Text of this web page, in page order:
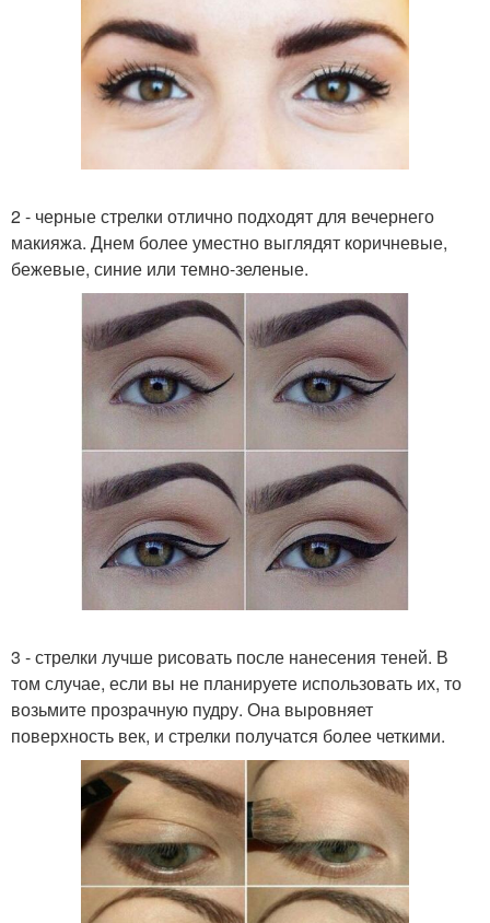
2 - черные стрелки отлично подходят для вечернего
макияжа. Днем более уместно выглядят коричневые,
бежевые, синие или темно-зеленые.
3 - стрелки лучше рисовать после нанесения теней. В
том случае, если вы не планируете использовать их, то
возьмите прозрачную пудру. Она выровняет
поверхность век, и стрелки получатся более четкими.